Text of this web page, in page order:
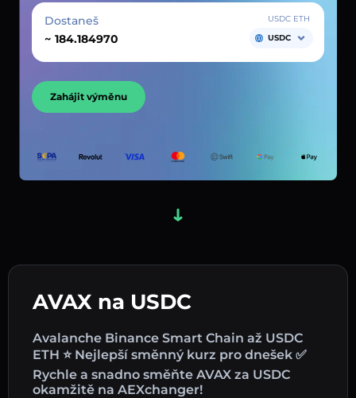
AVAX na USDC
Avalanche Binance Smart Chain až USDC
ETH ⭐ Nejlepší směnný kurz pro dnešek ✅
Rychle a snadno směňte AVAX za USDC
okamžitě na AEXchanger!
Dostaneš
~
USDC ETH
USDC
Zahájit výměnu